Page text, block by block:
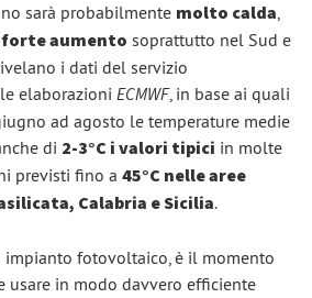
sarà probabilmente molto calda,
aumento soprattutto nel Sud e
i dati del servizio
elaborazioni ECMWF, in base ai quali
ad agosto le temperature medie
di 2-3°C i valori tipici in molte
previsti fino a 45°C nelle aree
Calabria e Sicilia.
impianto fotovoltaico, è il momento
usare in modo davvero efficiente